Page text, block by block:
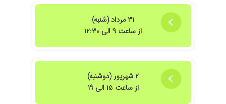
۳۱ مرداد (شنبه)
از ساعت ۹ الی ۱۲:۳۰
۲ شهریور (دوشنبه)
از ساعت ۱۵ الی ۱۹